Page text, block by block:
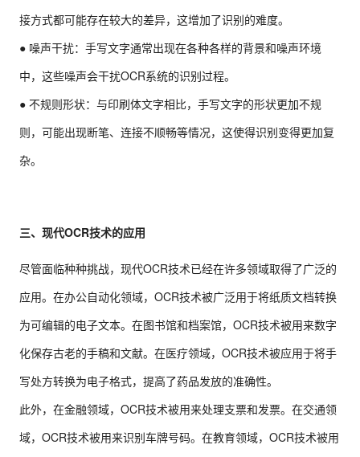
接方式都可能存在较大的差异，这增加了识别的难度。
● 噪声干扰：手写文字通常出现在各种各样的背景和噪声环境
中，这些噪声会干扰OCR系统的识别过程。
● 不规则形状：与印刷体文字相比，手写文字的形状更加不规
则，可能出现断笔、连接不顺畅等情况，这使得识别变得更加复
杂。
三、现代OCR技术的应用
尽管面临种种挑战，现代OCR技术已经在许多领域取得了广泛的
应用。在办公自动化领域，OCR技术被广泛用于将纸质文档转换
为可编辑的电子文本。在图书馆和档案馆，OCR技术被用来数字
化保存古老的手稿和文献。在医疗领域，OCR技术被应用于将手
写处方转换为电子格式，提高了药品发放的准确性。
此外，在金融领域，OCR技术被用来处理支票和发票。在交通领
域，OCR技术被用来识别车牌号码。在教育领域，OCR技术被用